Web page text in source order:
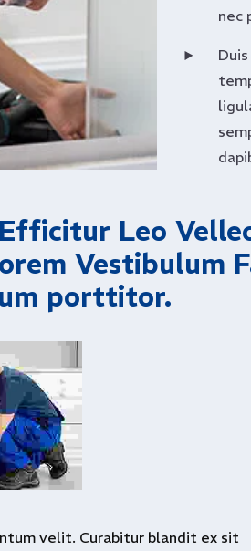
nec
Leo
Vestibulum
porttitor.
velit. Curabitur blandit ex sit